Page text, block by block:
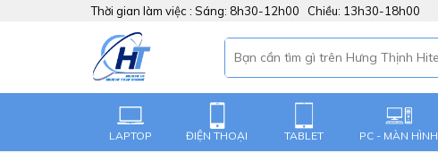
Thời gian làm việc : Sáng: 8h30-12h00 Chiều: 13h30-18h00
LAPTOP ĐIỆN THOẠI TABLET PC - MÀN HÌNH